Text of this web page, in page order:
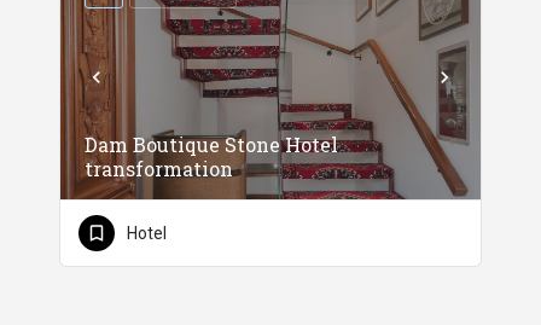
Dam Boutique Stone Hotel
transformation
Hotel